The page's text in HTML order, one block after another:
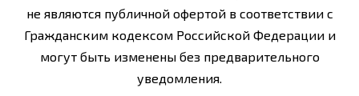
не являются публичной офертой в соответствии с
Гражданским кодексом Российской Федерации и
могут быть изменены без предварительного
уведомления.